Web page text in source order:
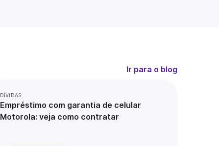
Ir para o blog
DÍVIDAS
Empréstimo com garantia de celular
Motorola: veja como contratar